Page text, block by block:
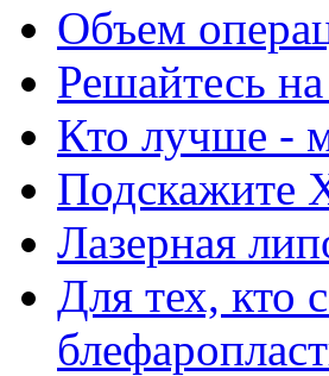
Объем
Решайтесь
Кто лучше -
Подскажите
Лазерная
Для тех, кто